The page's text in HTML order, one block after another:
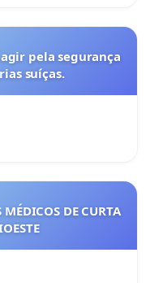
pela segurança
suíças.
MÉDICOS DE CURTA